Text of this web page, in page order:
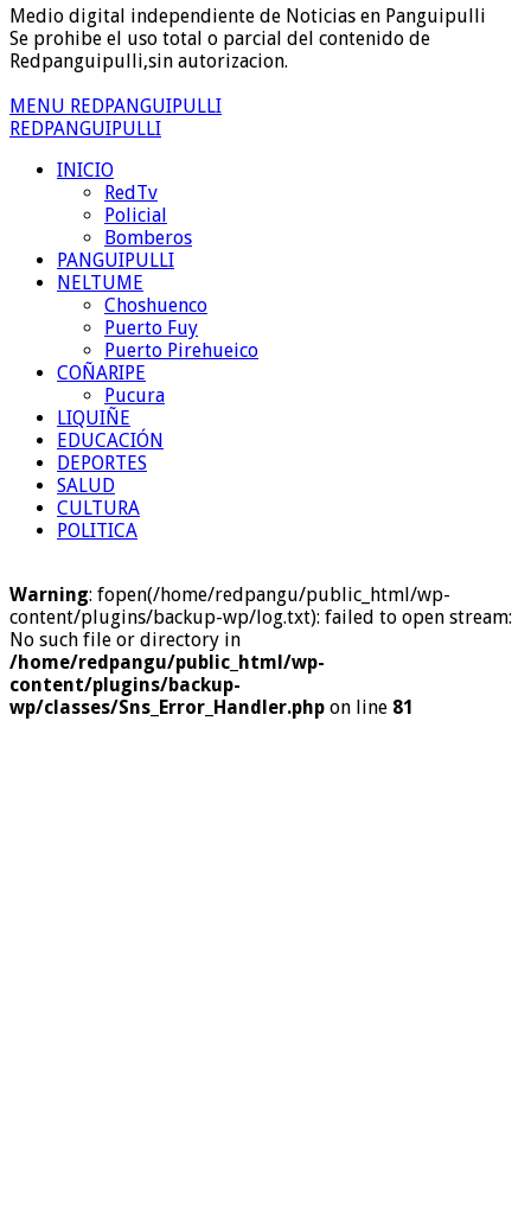
Medio digital independiente de Noticias en Panguipulli
Se prohibe el uso total o parcial del contenido de
Redpanguipulli,sin autorizacion.
MENU REDPANGUIPULLI
REDPANGUIPULLI
INICIO
RedTv
Policial
Bomberos
PANGUIPULLI
NELTUME
Choshuenco
Puerto Fuy
Puerto Pirehueico
COÑARIPE
Pucura
LIQUIÑE
EDUCACIÓN
DEPORTES
SALUD
CULTURA
POLITICA
Warning: fopen(/home/redpangu/public_html/wp-
content/plugins/backup-wp/log.txt): failed to open stream:
No such file or directory in
/home/redpangu/public_html/wp-
content/plugins/backup-
wp/classes/Sns_Error_Handler.php on line 81